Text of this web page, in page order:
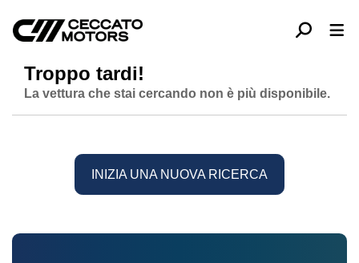
Troppo tardi!
La vettura che stai cercando non è più disponibile.
INIZIA UNA NUOVA RICERCA